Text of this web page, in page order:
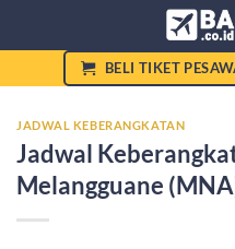
BELI TIKET
JADWAL KEBERANGKATAN
Jadwal
Melangguane